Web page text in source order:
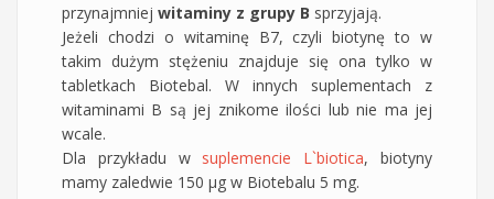
przynajmniej witaminy z grupy B sprzyjają.
Jeżeli chodzi o witaminę B7, czyli biotynę to w
takim dużym stężeniu znajduje się ona tylko w
tabletkach Biotebal. W innych suplementach z
witaminami B są jej znikome ilości lub nie ma jej
wcale.
Dla przykładu w suplemencie L`biotica, biotyny
mamy zaledwie 150 µg w Biotebalu 5 mg.